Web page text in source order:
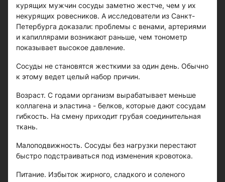
курящих мужчин сосуды заметно жестче, чем у их
некурящих ровесников. А исследователи из Санкт-
Петербурга доказали: проблемы с венами, артериями
и капиллярами возникают раньше, чем тонометр
показывает высокое давление.
Сосуды не становятся жесткими за один день. Обычно
к этому ведет целый набор причин.
Возраст. С годами организм вырабатывает меньше
коллагена и эластина - белков, которые дают сосудам
гибкость. На смену приходит грубая соединительная
ткань.
Малоподвижность. Сосуды без нагрузки перестают
быстро подстраиваться под изменения кровотока.
Питание. Избыток жирного, сладкого и соленого